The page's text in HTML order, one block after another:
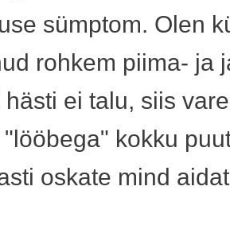
sümptom. Olen
rohkem piima- ja
ei talu, siis
kokku
oskate mind